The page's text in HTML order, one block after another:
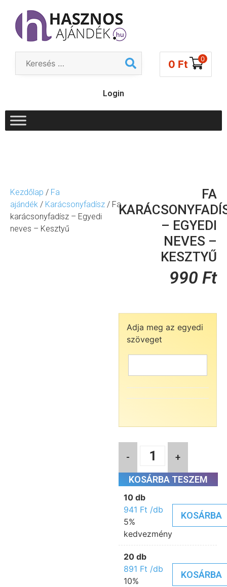
0 Ft 0
Login
Kezdőlap / Fa
ajándék / Karácsonyfadísz / Fa
karácsonyfadísz – Egyedi
neves – Kesztyű
FA
– EGYEDI
NEVES –
KESZTYŰ
990 Ft
Adja meg az egyedi
szöveget
- +
KOSÁRBA TESZEM
10 db
941 Ft /db
5%
kedvezmény
KOSÁRBA
20 db
891 Ft /db
10%
KOSÁRBA